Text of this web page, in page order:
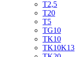
T2,5
T20
T5
TG10
TK10
TK10K13